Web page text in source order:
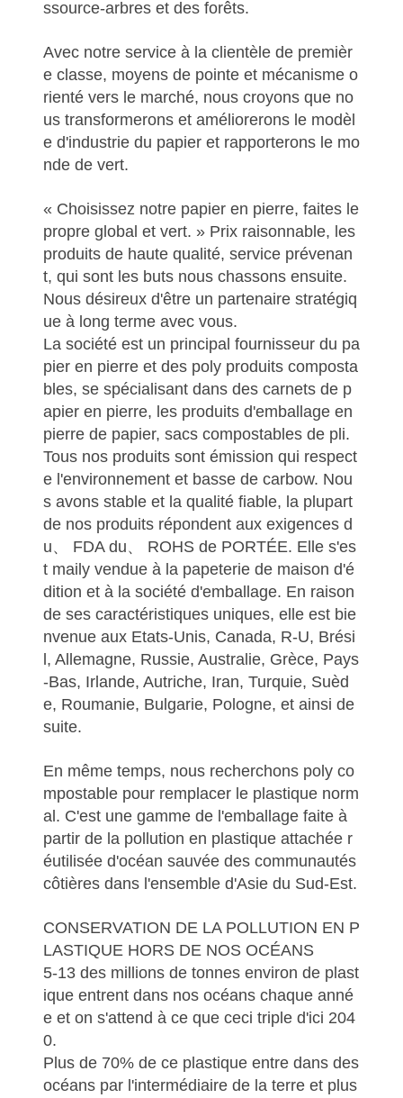
ssource-arbres et des forêts.
Avec notre service à la clientèle de premièr
e classe, moyens de pointe et mécanisme o
rienté vers le marché, nous croyons que no
us transformerons et améliorerons le modèl
e d'industrie du papier et rapporterons le mo
nde de vert.
« Choisissez notre papier en pierre, faites le
propre global et vert. » Prix raisonnable, les
produits de haute qualité, service prévenan
t, qui sont les buts nous chassons ensuite.
Nous désireux d'être un partenaire stratégiq
ue à long terme avec vous.
La société est un principal fournisseur du pa
pier en pierre et des poly produits composta
bles, se spécialisant dans des carnets de p
apier en pierre, les produits d'emballage en
pierre de papier, sacs compostables de pli.
Tous nos produits sont émission qui respect
e l'environnement et basse de carbow. Nou
s avons stable et la qualité fiable, la plupart
de nos produits répondent aux exigences d
u、 FDA du、 ROHS de PORTÉE. Elle s'es
t maily vendue à la papeterie de maison d'é
dition et à la société d'emballage. En raison
de ses caractéristiques uniques, elle est bie
nvenue aux Etats-Unis, Canada, R-U, Brési
l, Allemagne, Russie, Australie, Grèce, Pays
-Bas, Irlande, Autriche, Iran, Turquie, Suèd
e, Roumanie, Bulgarie, Pologne, et ainsi de
suite.
En même temps, nous recherchons poly co
mpostable pour remplacer le plastique norm
al. C'est une gamme de l'emballage faite à
partir de la pollution en plastique attachée r
éutilisée d'océan sauvée des communautés
côtières dans l'ensemble d'Asie du Sud-Est.
CONSERVATION DE LA POLLUTION EN P
LASTIQUE HORS DE NOS OCÉANS
5-13 des millions de tonnes environ de plast
ique entrent dans nos océans chaque anné
e et on s'attend à ce que ceci triple d'ici 204
0.
Plus de 70% de ce plastique entre dans des
océans par l'intermédiaire de la terre et plus